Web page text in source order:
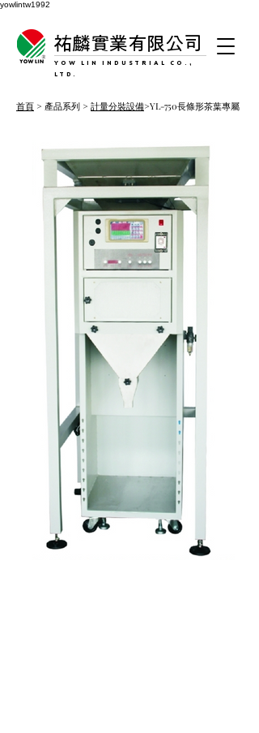
yowlintw1992
祐麟實業有限公司
YOW LIN INDUSTRIAL CO.,
LTD.
首頁 > 產品系列 > 計量分裝設備>YL-750長條形茶葉專屬